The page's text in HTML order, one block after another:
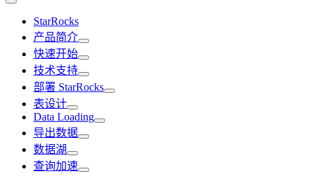
StarRocks
产品简介
快速开始
技术支持
部署 StarRocks
表设计
Data Loading
导出数据
数据湖
查询加速